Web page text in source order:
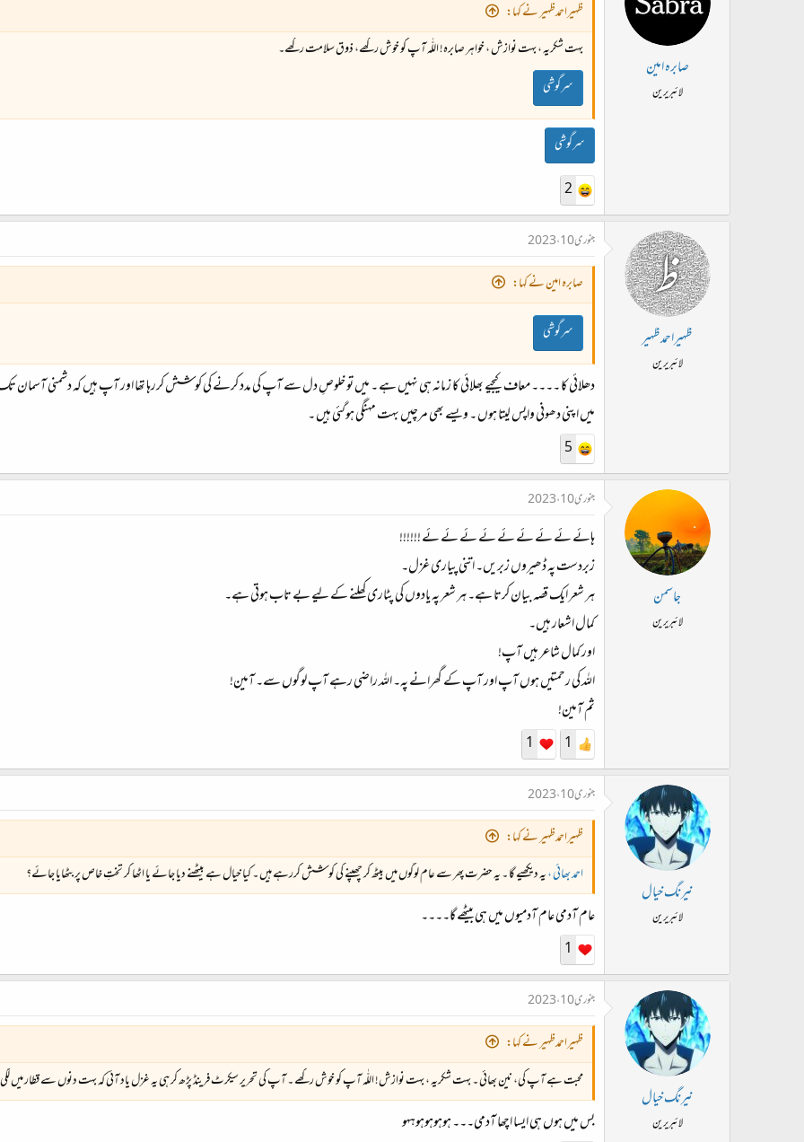
صابرہ امین
لائبریرین
ظہیراحمدظہیر نے کہا:
بہت شکریہ ، بہت نوازش ، خواہر صابرہ! اللّٰہ آپ کو خوش رکھے، ذوق سلامت رکھے۔
سرگوشی
سرگوشی
2
ظہیراحمدظہیر
لائبریرین
جنوری 10، 2023
صابرہ امین نے کہا:
سرگوشی
دھلائی کا ۔۔۔۔ معاف کیجیے بھلائی کا زمانہ ہی نہیں ہے ۔ میں تو خلوصِ دل سے آپ کی مدد کرنے کی کوشش کررہا تھا اور آپ ہیں کہ دشمنی آسمان
میں اپنی دھونی واپس لیتا ہوں ۔ ویسے بھی مرچیں بہت مہنگی ہوگئی ہیں ۔
5
جاسمن
لائبریرین
جنوری 10، 2023
ہائے ئے ئے ئے ئے ئے ئے ئے ئے !!!!!!
زبردست پہ ڈھیروں زبریں۔ اتنی پیاری غزل۔
ہر شعر ایک قصہ بیان کرتا ہے۔ ہر شعر پہ یادوں کی پٹاری کھلنے کے لیے بے تاب ہوتی ہے۔
کمال اشعار ہیں۔
اور کمال شاعر ہیں آپ!
اللہ کی رحمتیں ہوں آپ اور آپ کے گھرانے پہ۔ اللہ راضی رہے آپ لوگوں سے۔ آمین!
ثم آمین!
1
1
نیرنگ خیال
لائبریرین
جنوری 10، 2023
ظہیراحمدظہیر نے کہا:
احمد بھائی ،یہ دیکھیے گا ۔ یہ حضرت پھر سے عام لوگوں میں بیٹھ کر چھپنے کی کوشش کررہے ہیں ۔ کیا خیال ہے بیٹھنے دیا جائے یا اٹھا کر تختِ خاص پر بٹھایا جائے؟
عام آدمی عام آدمیوں میں ہی بیٹھے گا۔۔۔۔
1
نیرنگ خیال
لائبریرین
جنوری 10، 2023
ظہیراحمدظہیر نے کہا:
محبت ہے آپ کی، نین بھائی ۔ بہت شکریہ ، بہت نوازش! اللّٰہ آپ کو خوش رکھے ۔ آپ کی تحریر سیکرٹ فرینڈ پڑھ کر ہی یہ غزل یاد آئی کہ بہت دنوں سے قطار میں
بس میں ہوں ہی ایسا اچھا آدمی۔۔۔ ہوہوہوہوہہو